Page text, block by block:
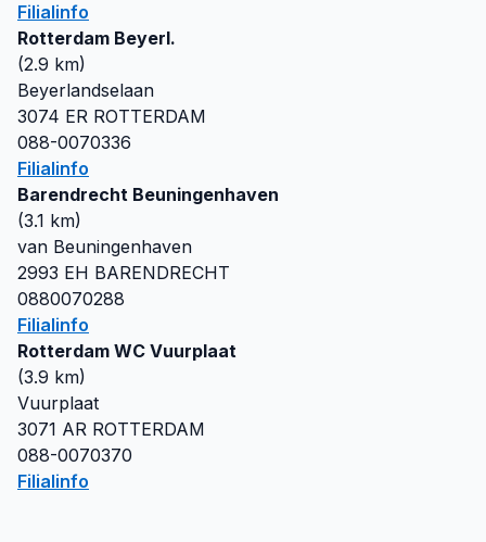
Filialinfo
Rotterdam Beyerl.
(2.9 km)
Beyerlandselaan
3074 ER ROTTERDAM
088-0070336
Filialinfo
Barendrecht Beuningenhaven
(3.1 km)
van Beuningenhaven
2993 EH BARENDRECHT
0880070288
Filialinfo
Rotterdam WC Vuurplaat
(3.9 km)
Vuurplaat
3071 AR ROTTERDAM
088-0070370
Filialinfo